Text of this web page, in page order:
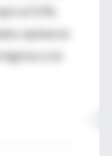
al 51%.
opinaron
a la